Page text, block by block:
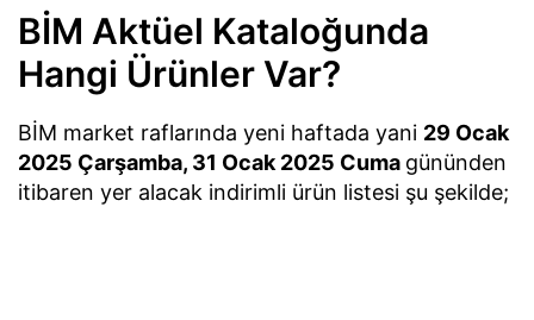
BİM Aktüel Kataloğunda
Hangi Ürünler Var?
BİM market raflarında yeni haftada yani 29 Ocak
2025 Çarşamba, 31 Ocak 2025 Cuma gününden
itibaren yer alacak indirimli ürün listesi şu şekilde;